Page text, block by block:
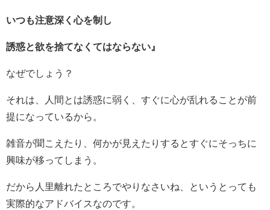
いつも注意深く心を制し
誘惑と欲を捨てなくてはならない』
なぜでしょう？
それは、人間とは誘惑に弱く、すぐに心が乱れることが前
提になっているから。
雑音が聞こえたり、何かが見えたりするとすぐにそっちに
興味が移ってしまう。
だから人里離れたところでやりなさいね、というとっても
実際的なアドバイスなのです。